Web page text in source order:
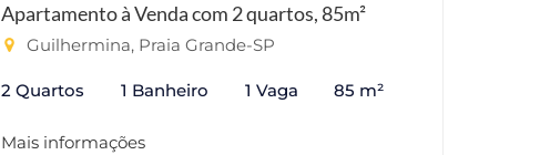
Apartamento à Venda com 2 quartos, 85m²
Guilhermina, Praia Grande-SP
2 Quartos 1 Banheiro 1 Vaga 85 m²
Mais informações